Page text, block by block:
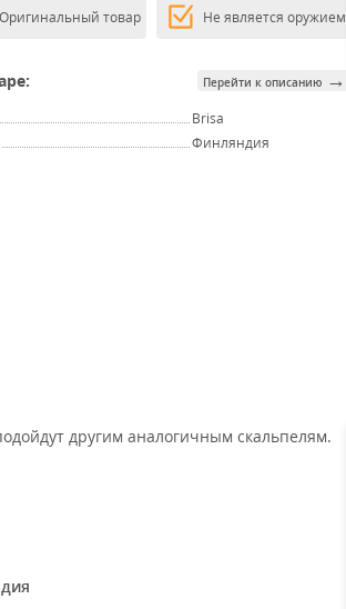
Оригинальный товар Не является оружием
Перейти к описанию →
Brisa
Финляндия
другим аналогичным скальпелям.